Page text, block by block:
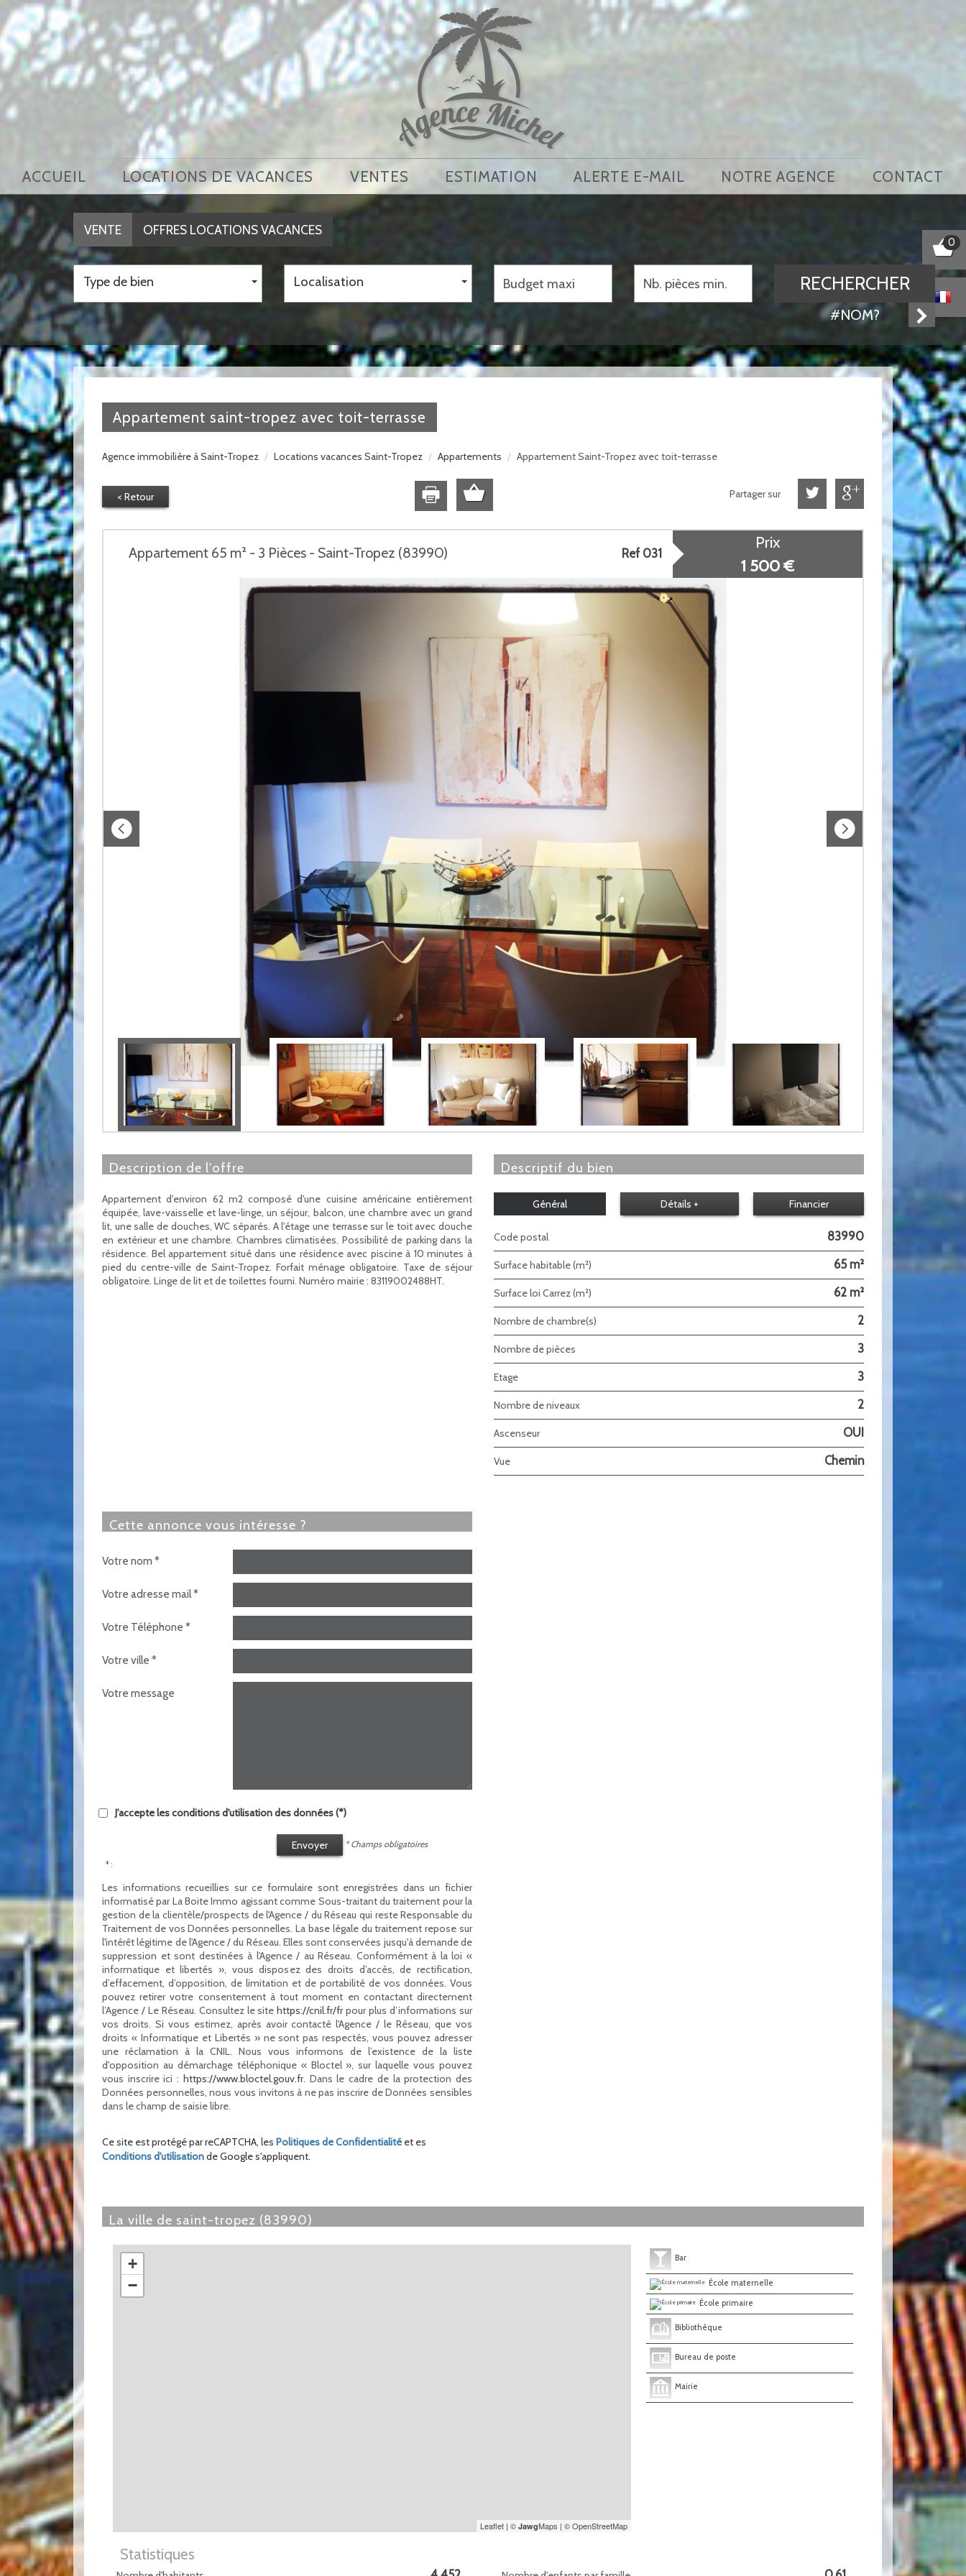
ACCUEIL LOCATIONS DE VACANCES VENTES ESTIMATION ALERTE E-MAIL NOTRE AGENCE CONTACT
0
VENTE OFFRES LOCATIONS VACANCES
Type de bien Localisation RECHERCHER
#NOM?
appartement saint-tropez avec toit-terrasse
Agence immobilière à Saint-Tropez Locations vacances Saint-Tropez Appartements Appartement Saint-Tropez avec toit-terrasse
< Retour Partager sur
Appartement 65 m² - 3 Pièces - Saint-Tropez (83990) Ref 031
Prix
1 500 €
description de l'offre
Appartement d'environ 62 m2 composé d'une cuisine américaine entièrement
équipée, lave-vaisselle et lave-linge, un séjour, balcon, une chambre avec un grand
lit, une salle de douches, WC séparés. A l'étage une terrasse sur le toit avec douche
en extérieur et une chambre. Chambres climatisées. Possibilité de parking dans la
résidence. Bel appartement situé dans une résidence avec piscine à 10 minutes à
pied du centre-ville de Saint-Tropez. Forfait ménage obligatoire. Taxe de séjour
obligatoire. Linge de lit et de toilettes fourni. Numéro mairie : 83119002488HT.
descriptif du bien
Général Détails + Financier
Code postal 83990
Surface habitable (m²) 65 m²
Surface loi Carrez (m²) 62 m²
Nombre de chambre(s) 2
Nombre de pièces 3
Etage 3
Nombre de niveaux 2
Ascenseur OUI
Vue Chemin
cette annonce vous intéresse ?
Votre nom *
Votre adresse mail *
Votre Téléphone *
Votre ville *
Votre message
J'accepte les conditions d'utilisation des données (*)
Envoyer * Champs obligatoires
* :
Les informations recueillies sur ce formulaire sont enregistrées dans un fichier
informatisé par La Boite Immo agissant comme Sous-traitant du traitement pour la
gestion de la clientèle/prospects de l'Agence / du Réseau qui reste Responsable du
Traitement de vos Données personnelles. La base légale du traitement repose sur
l'intérêt légitime de l'Agence / du Réseau. Elles sont conservées jusqu'à demande de
suppression et sont destinées à l'Agence / au Réseau. Conformément à la loi «
informatique et libertés », vous disposez des droits d’accès, de rectification,
d’effacement, d’opposition, de limitation et de portabilité de vos données. Vous
pouvez retirer votre consentement à tout moment en contactant directement
l’Agence / Le Réseau. Consultez le sitehttps://cnil.fr/frpour plus d’informations sur
vos droits. Si vous estimez, après avoir contacté l'Agence / le Réseau, que vos
droits « Informatique et Libertés » ne sont pas respectés, vous pouvez adresser
une réclamation à la CNIL. Nous vous informons de l’existence de la liste
d'opposition au démarchage téléphonique « Bloctel », sur laquelle vous pouvez
vous inscrire ici : https://www.bloctel.gouv.fr. Dans le cadre de la protection des
Données personnelles, nous vous invitons à ne pas inscrire de Données sensibles
dans le champ de saisie libre.
Ce site est protégé par reCAPTCHA, les Politiques de Confidentialité et es
Conditions d'utilisationde Google s'appliquent.
la ville de saint-tropez (83990)
+
−
Leaflet | © JawgMaps | © OpenStreetMap
Bar
École maternelle
École primaire
Bibliothèque
Bureau de poste
Mairie
Statistiques